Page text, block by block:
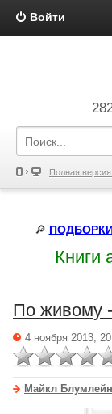
Войти
Полная
🔎
Книги
По живому
4 ноября 2013,
Майкл Блумлейн